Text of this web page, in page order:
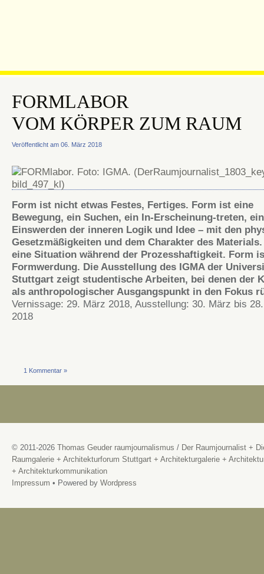
FORMLABOR
VOM KÖRPER ZUM RAUM
Veröffentlicht am 06. März 2018
Form ist nicht etwas Festes, Fertiges. Form ist eine
Bewegung, ein Suchen, ein In-Erscheinung-treten, ein
Einswerden der inneren Logik und Idee – mit den
Gesetzmäßigkeiten und dem Charakter des
eine Situation während der Prozesshaftigkeit. Form
Formwerdung. Die Ausstellung des IGMA der
Stuttgart zeigt studentische Arbeiten, bei denen der
als anthropologischer Ausgangspunkt in den Fokus
Vernissage: 29. März 2018, Ausstellung: 30. März bis
2018
1 Kommentar »
© 2011-2026 Thomas Geuder raumjournalismus / Der Raumjournalist +
Raumgalerie + Architekturforum Stuttgart + Architekturgalerie +
+ Architekturkommunikation
Impressum • Powered by Wordpress